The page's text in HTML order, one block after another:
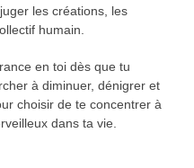
les créations, les
humain.
en toi dès que tu
à diminuer, dénigrer et
choisir de te concentrer à
dans ta vie.